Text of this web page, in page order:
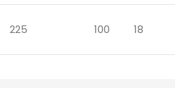
225 100 18